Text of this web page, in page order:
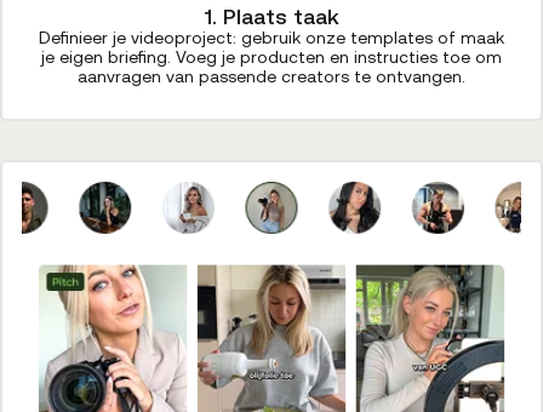
1. Plaats taak
Definieer je videoproject: gebruik onze templates of maak
je eigen briefing. Voeg je producten en instructies toe om
aanvragen van passende creators te ontvangen.